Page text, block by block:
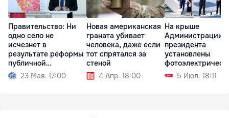
Правительство: Ни
одно село не
исчезнет в
результате реформы
публичной
администрации
23 Мая. 17:00
Новая американская
граната убивает
человека, даже если
тот спрятался за
стеной
4 Апр. 18:00
На крыше
Администрации
президента
установлены
панели5 Июл. 18:11